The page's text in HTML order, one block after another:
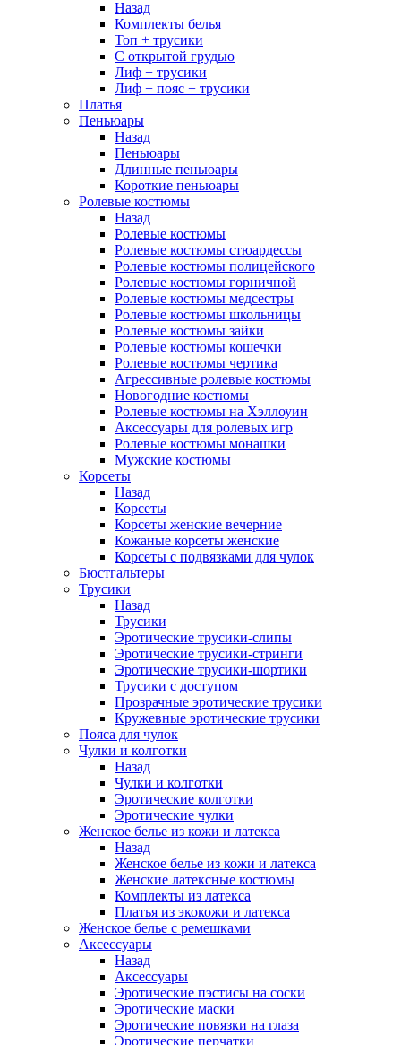
Назад
Комплекты белья
Топ + трусики
С открытой грудью
Лиф + трусики
Лиф + пояс + трусики
Платья
Пеньюары
Назад
Пеньюары
Длинные пеньюары
Короткие пеньюары
Ролевые костюмы
Назад
Ролевые костюмы
Ролевые костюмы стюардессы
Ролевые костюмы полицейского
Ролевые костюмы горничной
Ролевые костюмы медсестры
Ролевые костюмы школьницы
Ролевые костюмы зайки
Ролевые костюмы кошечки
Ролевые костюмы чертика
Агрессивные ролевые костюмы
Новогодние костюмы
Ролевые костюмы на Хэллоуин
Аксессуары для ролевых игр
Ролевые костюмы монашки
Мужские костюмы
Корсеты
Назад
Корсеты
Корсеты женские вечерние
Кожаные корсеты женские
Корсеты с подвязками для чулок
Бюстгальтеры
Трусики
Назад
Трусики
Эротические трусики-слипы
Эротические трусики-стринги
Эротические трусики-шортики
Трусики с доступом
Прозрачные эротические трусики
Кружевные эротические трусики
Пояса для чулок
Чулки и колготки
Назад
Чулки и колготки
Эротические колготки
Эротические чулки
Женское белье из кожи и латекса
Назад
Женское белье из кожи и латекса
Женские латексные костюмы
Комплекты из латекса
Платья из экокожи и латекса
Женское белье с ремешками
Аксессуары
Назад
Аксессуары
Эротические пэстисы на соски
Эротические маски
Эротические повязки на глаза
Эротические перчатки